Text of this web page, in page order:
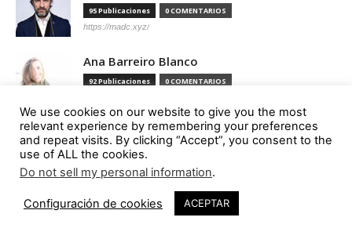
95 Publicaciones 0 COMENTARIOS
https://madc.xyz/
Ana Barreiro Blanco
92 Publicaciones 0 COMENTARIOS
Íñigo García Odiaga
87 Publicaciones
http://vaumm.com/
Óscar Tenreiro Degwitz
We use cookies on our website to give you the most
relevant experience by remembering your preferences
and repeat visits. By clicking “Accept”, you consent to the
use of ALL the cookies.
Do not sell my personal information.
Configuración de cookies ACEPTAR